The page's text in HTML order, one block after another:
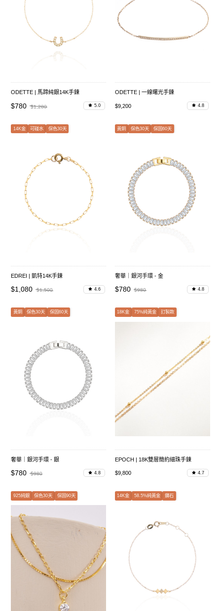
ODETTE | 馬蹄純銀14K手鍊
$780 $1,280 5.0
ODETTE | 一線曙光手鍊
$9,200 4.8
14K金 可碰水 保色30天
EDREI | 凱特14K手鍊
$1,080 $1,500 4.6
黃銅 保色30天 保固60天
奢華｜銀河手環 - 金
$780 $980 4.8
黃銅 保色30天 保固60天
奢華｜銀河手環 - 銀
$780 $980 4.8
18K金 75%純黃金 訂製款
EPOCH | 18K雙層簡約細珠手鍊
$9,800 4.7
925純銀 保色30天 保固90天 14K金 58.5%純黃金 鑽石